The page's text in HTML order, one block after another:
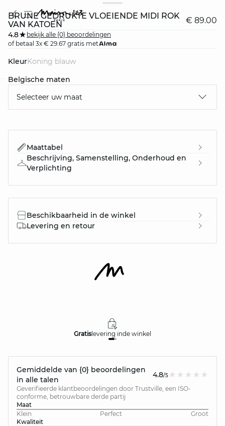
BRUNE GEDRUKTE VLOEIENDE MIDI ROK
VAN KATOEN
€ 89.00
4.8
bekijk alle {0} beoordelingen
of betaal 3x € 29.67 gratis met
Kleur koning blauw
Belgische maten
Selecteer uw maat
Maattabel
Beschrijving, Samenstelling, Onderhoud en
Verplichting
Beschikbaarheid in de winkel
Levering en retour
Gratislevering inde winkel
Gemiddelde van {0} beoordelingen
in alle talen
4.8/5
Geverifieerde klantbeoordelingen door Trustville, een ISO-
conforme, betrouwbare derde partij
Maat
Klein
Perfect
Groot
Kwaliteit